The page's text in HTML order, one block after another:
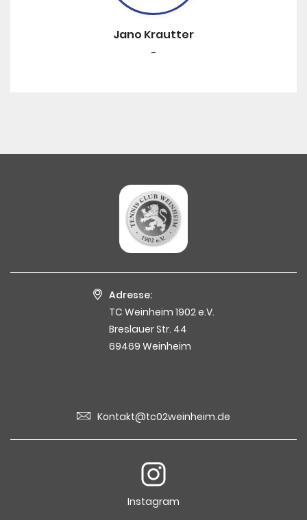
Jano Krautter
-
Adresse:
TC Weinheim 1902 e.V.
Breslauer Str. 44
69469 Weinheim
Kontakt@tc02weinheim.de
Instagram